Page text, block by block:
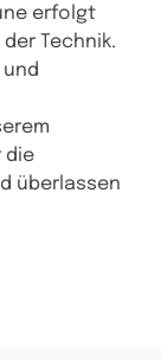
erfolgt
Technik.
die
überlassen